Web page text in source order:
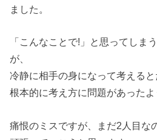
ました。
「こんなことで!」と思ってしま
が、
冷静に相手の身になって考えると
根本的に考え方に問題があったよ
痛恨のミスですが、まだ2人目な